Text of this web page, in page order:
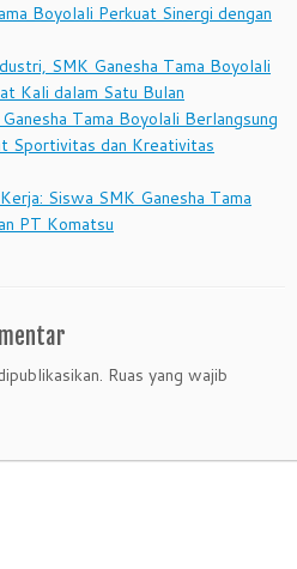
Boyolali Perkuat Sinergi dengan
SMK Ganesha Tama Boyolali
Kali dalam Satu Bulan
Tama Boyolali Berlangsung
Sportivitas dan Kreativitas
Siswa SMK Ganesha Tama
PT Komatsu
Ruas yang wajib